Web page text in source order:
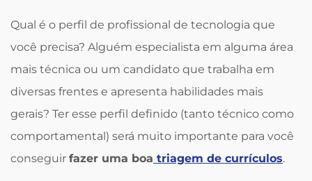
Qual é o perfil de profissional de tecnologia que
você precisa? Alguém especialista em alguma área
mais técnica ou um candidato que trabalha em
diversas frentes e apresenta habilidades mais
gerais? Ter esse perfil definido (tanto técnico como
comportamental) será muito importante para você
conseguir fazer uma boa triagem de currículos.